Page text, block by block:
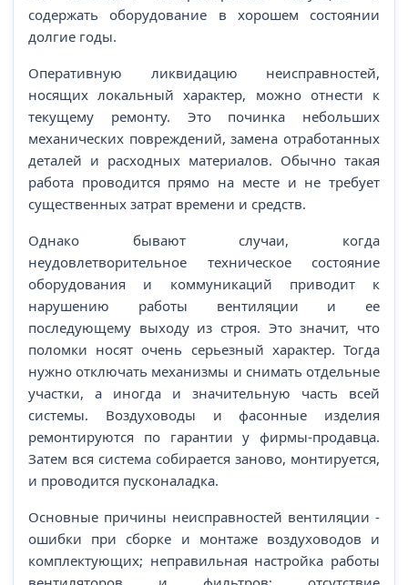
содержать оборудование в хорошем состоянии
долгие годы.
Оперативную ликвидацию неисправностей,
носящих локальный характер, можно отнести к
текущему ремонту. Это починка небольших
механических повреждений, замена отработанных
деталей и расходных материалов. Обычно такая
работа проводится прямо на месте и не требует
существенных затрат времени и средств.
Однако бывают случаи, когда
неудовлетворительное техническое состояние
оборудования и коммуникаций приводит к
нарушению работы вентиляции и ее
последующему выходу из строя. Это значит, что
поломки носят очень серьезный характер. Тогда
нужно отключать механизмы и снимать отдельные
участки, а иногда и значительную часть всей
системы. Воздуховоды и фасонные изделия
ремонтируются по гарантии у фирмы-продавца.
Затем вся система собирается заново, монтируется,
и проводится пусконаладка.
Основные причины неисправностей вентиляции -
ошибки при сборке и монтаже воздуховодов и
комплектующих; неправильная настройка работы